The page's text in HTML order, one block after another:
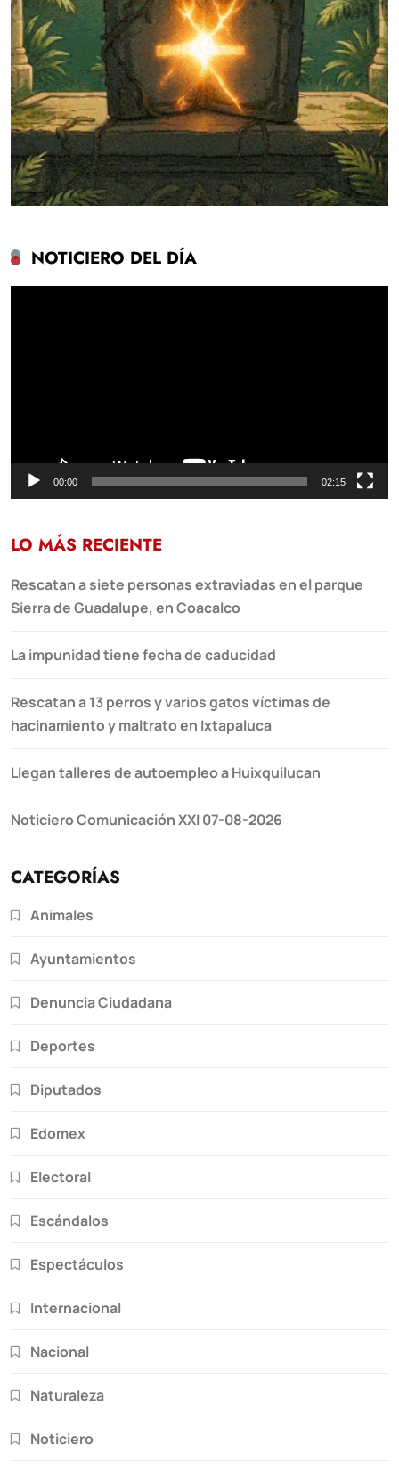
NOTICIERO DEL DÍA
00:00 02:15
LO MÁS RECIENTE
Rescatan a siete personas extraviadas en el parque
Sierra de Guadalupe, en Coacalco
La impunidad tiene fecha de caducidad
Rescatan a 13 perros y varios gatos víctimas de
hacinamiento y maltrato en Ixtapaluca
Llegan talleres de autoempleo a Huixquilucan
Noticiero Comunicación XXI 07-08-2026
CATEGORÍAS
Animales
Ayuntamientos
Denuncia Ciudadana
Deportes
Diputados
Edomex
Electoral
Escándalos
Espectáculos
Internacional
Nacional
Naturaleza
Noticiero